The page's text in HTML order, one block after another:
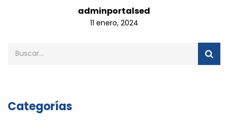
adminportalsed
11 enero, 2024
Categorías